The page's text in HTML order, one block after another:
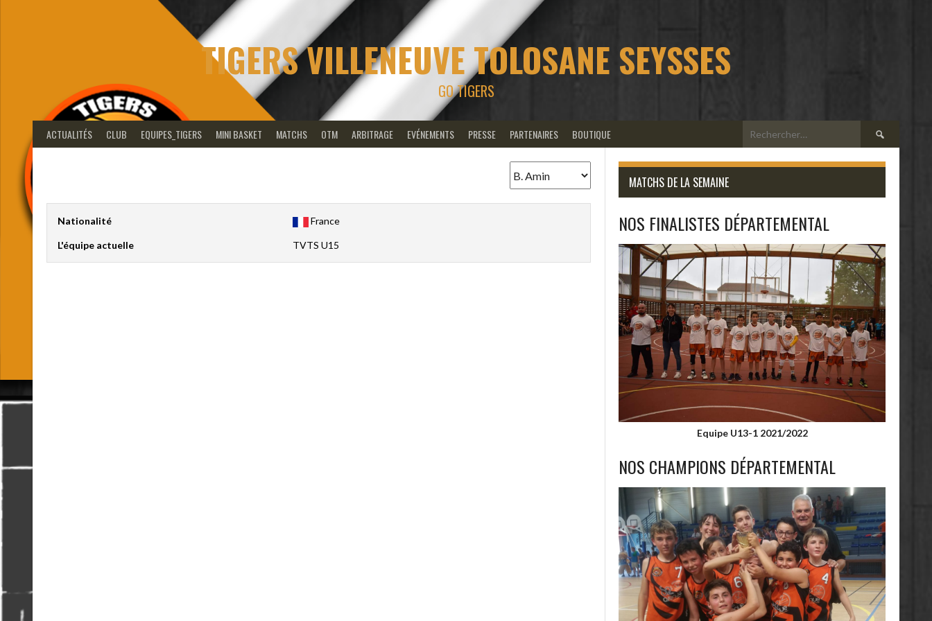
TIGERS VILLENEUVE TOLOSANE SEYSSES
GO TIGERS
ACTUALITÉS CLUB EQUIPES_TIGERS MINI BASKET MATCHS OTM ARBITRAGE EVÉNEMENTS PRESSE PARTENAIRES BOUTIQUE Rechercher :
Nationalité France
L'équipe actuelle TVTS U15
MATCHS DE LA SEMAINE
NOS FINALISTES DÉPARTEMENTAL
Equipe U13-1 2021/2022
NOS CHAMPIONS DÉPARTEMENTAL